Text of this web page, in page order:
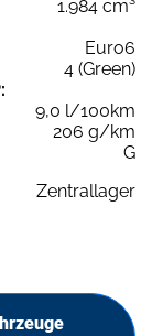
1.984 cm³
Euro6
4 (Green)
9,0 l/100km
206 g/km
G
Zentrallager